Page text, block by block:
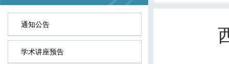
通知公告
学术讲座预告